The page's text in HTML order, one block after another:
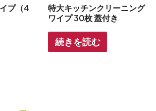
プ（4
特大キッチンクリーニング
ワイプ 30枚 蓋付き
続きを読む